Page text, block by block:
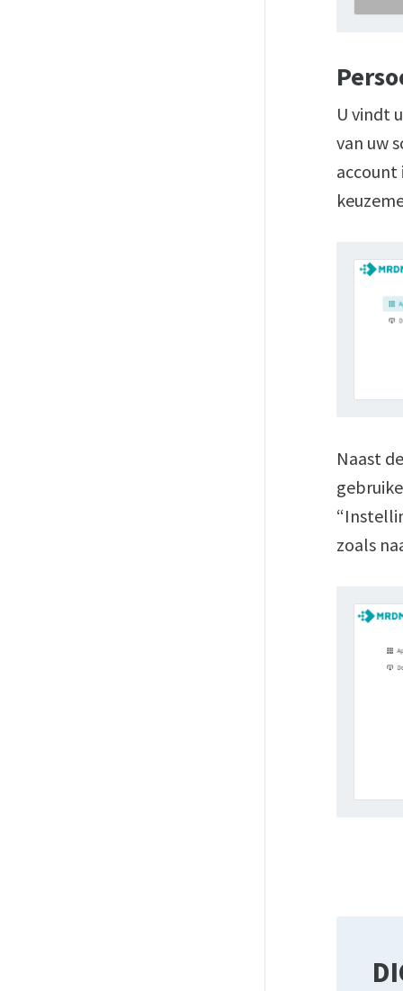
U vindt
van uw
account
Naast
zoals